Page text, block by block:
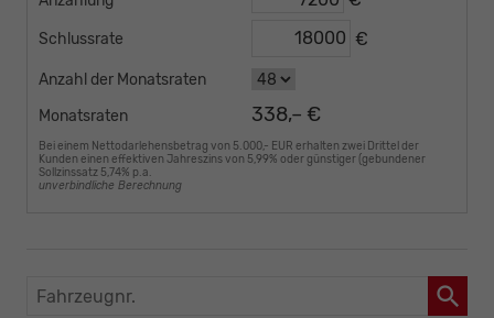
Schlussrate €
Anzahl der Monatsraten
Monatsraten
338,– €
Bei einem Nettodarlehensbetrag von 5.000,- EUR erhalten zwei Drittel der
Kunden einen effektiven Jahreszins von 5,99% oder günstiger (gebundener
Sollzinssatz 5,74% p.a.
unverbindliche Berechnung
Fahrzeugnr.